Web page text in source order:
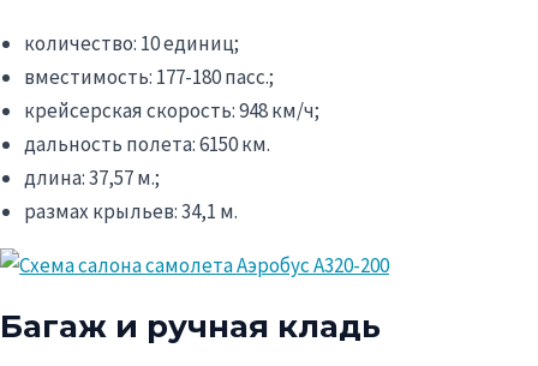
количество: 10 единиц;
вместимость: 177-180 пасс.;
крейсерская скорость: 948 км/ч;
дальность полета: 6150 км.
длина: 37,57 м.;
размах крыльев: 34,1 м.
Багаж и ручная кладь